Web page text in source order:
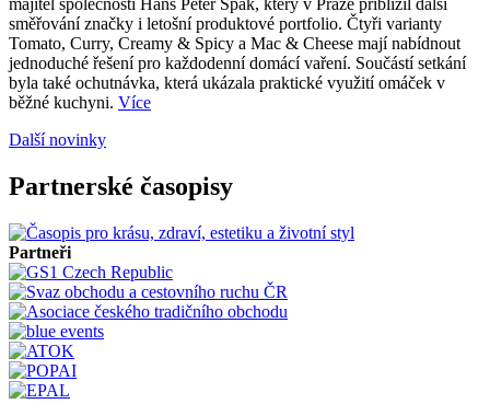
směřování značky i letošní produktové portfolio. Čtyři varianty
Tomato, Curry, Creamy & Spicy a Mac & Cheese mají nabídnout
jednoduché řešení pro každodenní domácí vaření. Součástí setkání
byla také ochutnávka, která ukázala praktické využití omáček v
běžné kuchyni. Více
Další novinky
Partnerské časopisy
Partneři